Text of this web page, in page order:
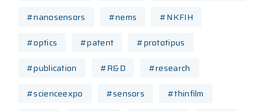
#nanosensors
#nems
#NKFIH
#optics
#patent
#prototipus
#publication
#R&D
#research
#scienceexpo
#sensors
#thinfilm